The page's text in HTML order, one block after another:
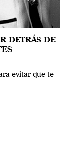
DETRÁS DE
evitar que te